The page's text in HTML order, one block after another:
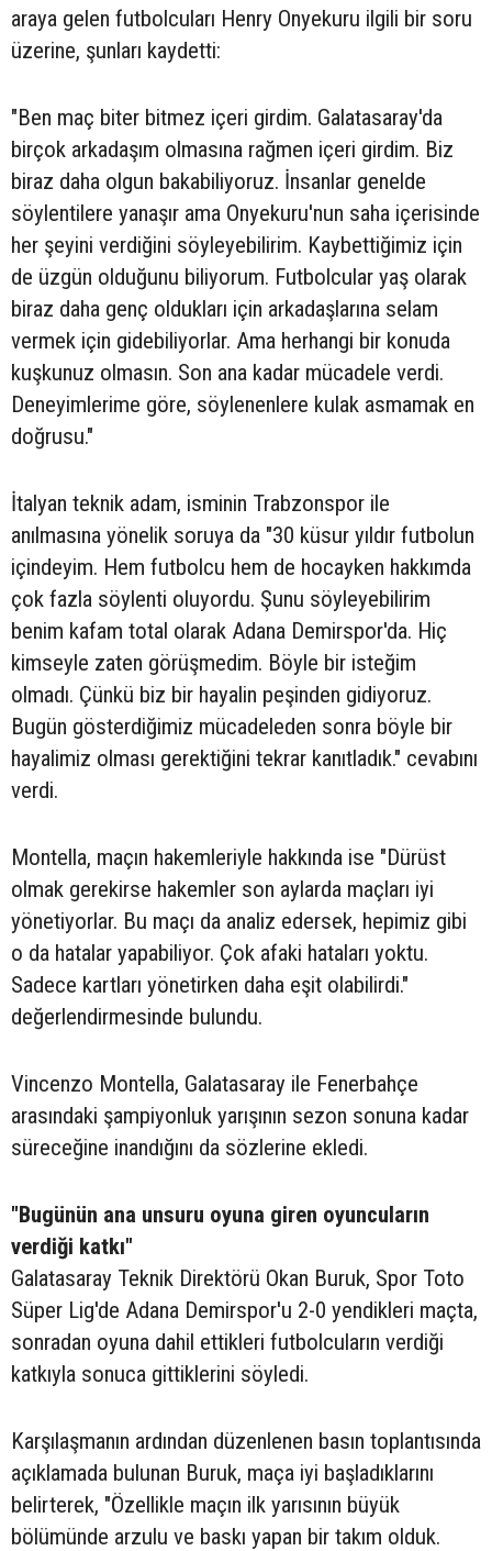
araya gelen futbolcuları Henry Onyekuru ilgili bir soru
üzerine, şunları kaydetti:
"Ben maç biter bitmez içeri girdim. Galatasaray'da
birçok arkadaşım olmasına rağmen içeri girdim. Biz
biraz daha olgun bakabiliyoruz. İnsanlar genelde
söylentilere yanaşır ama Onyekuru'nun saha içerisinde
her şeyini verdiğini söyleyebilirim. Kaybettiğimiz için
de üzgün olduğunu biliyorum. Futbolcular yaş olarak
biraz daha genç oldukları için arkadaşlarına selam
vermek için gidebiliyorlar. Ama herhangi bir konuda
kuşkunuz olmasın. Son ana kadar mücadele verdi.
Deneyimlerime göre, söylenenlere kulak asmamak en
doğrusu."
İtalyan teknik adam, isminin Trabzonspor ile
anılmasına yönelik soruya da "30 küsur yıldır futbolun
içindeyim. Hem futbolcu hem de hocayken hakkımda
çok fazla söylenti oluyordu. Şunu söyleyebilirim
benim kafam total olarak Adana Demirspor'da. Hiç
kimseyle zaten görüşmedim. Böyle bir isteğim
olmadı. Çünkü biz bir hayalin peşinden gidiyoruz.
Bugün gösterdiğimiz mücadeleden sonra böyle bir
hayalimiz olması gerektiğini tekrar kanıtladık." cevabını
verdi.
Montella, maçın hakemleriyle hakkında ise "Dürüst
olmak gerekirse hakemler son aylarda maçları iyi
yönetiyorlar. Bu maçı da analiz edersek, hepimiz gibi
o da hatalar yapabiliyor. Çok afaki hataları yoktu.
Sadece kartları yönetirken daha eşit olabilirdi."
değerlendirmesinde bulundu.
Vincenzo Montella, Galatasaray ile Fenerbahçe
arasındaki şampiyonluk yarışının sezon sonuna kadar
süreceğine inandığını da sözlerine ekledi.
"Bugünün ana unsuru oyuna giren oyuncuların
verdiği katkı"
Galatasaray Teknik Direktörü Okan Buruk, Spor Toto
Süper Lig'de Adana Demirspor'u 2-0 yendikleri maçta,
sonradan oyuna dahil ettikleri futbolcuların verdiği
katkıyla sonuca gittiklerini söyledi.
Karşılaşmanın ardından düzenlenen basın toplantısında
açıklamada bulunan Buruk, maça iyi başladıklarını
belirterek, "Özellikle maçın ilk yarısının büyük
bölümünde arzulu ve baskı yapan bir takım olduk.